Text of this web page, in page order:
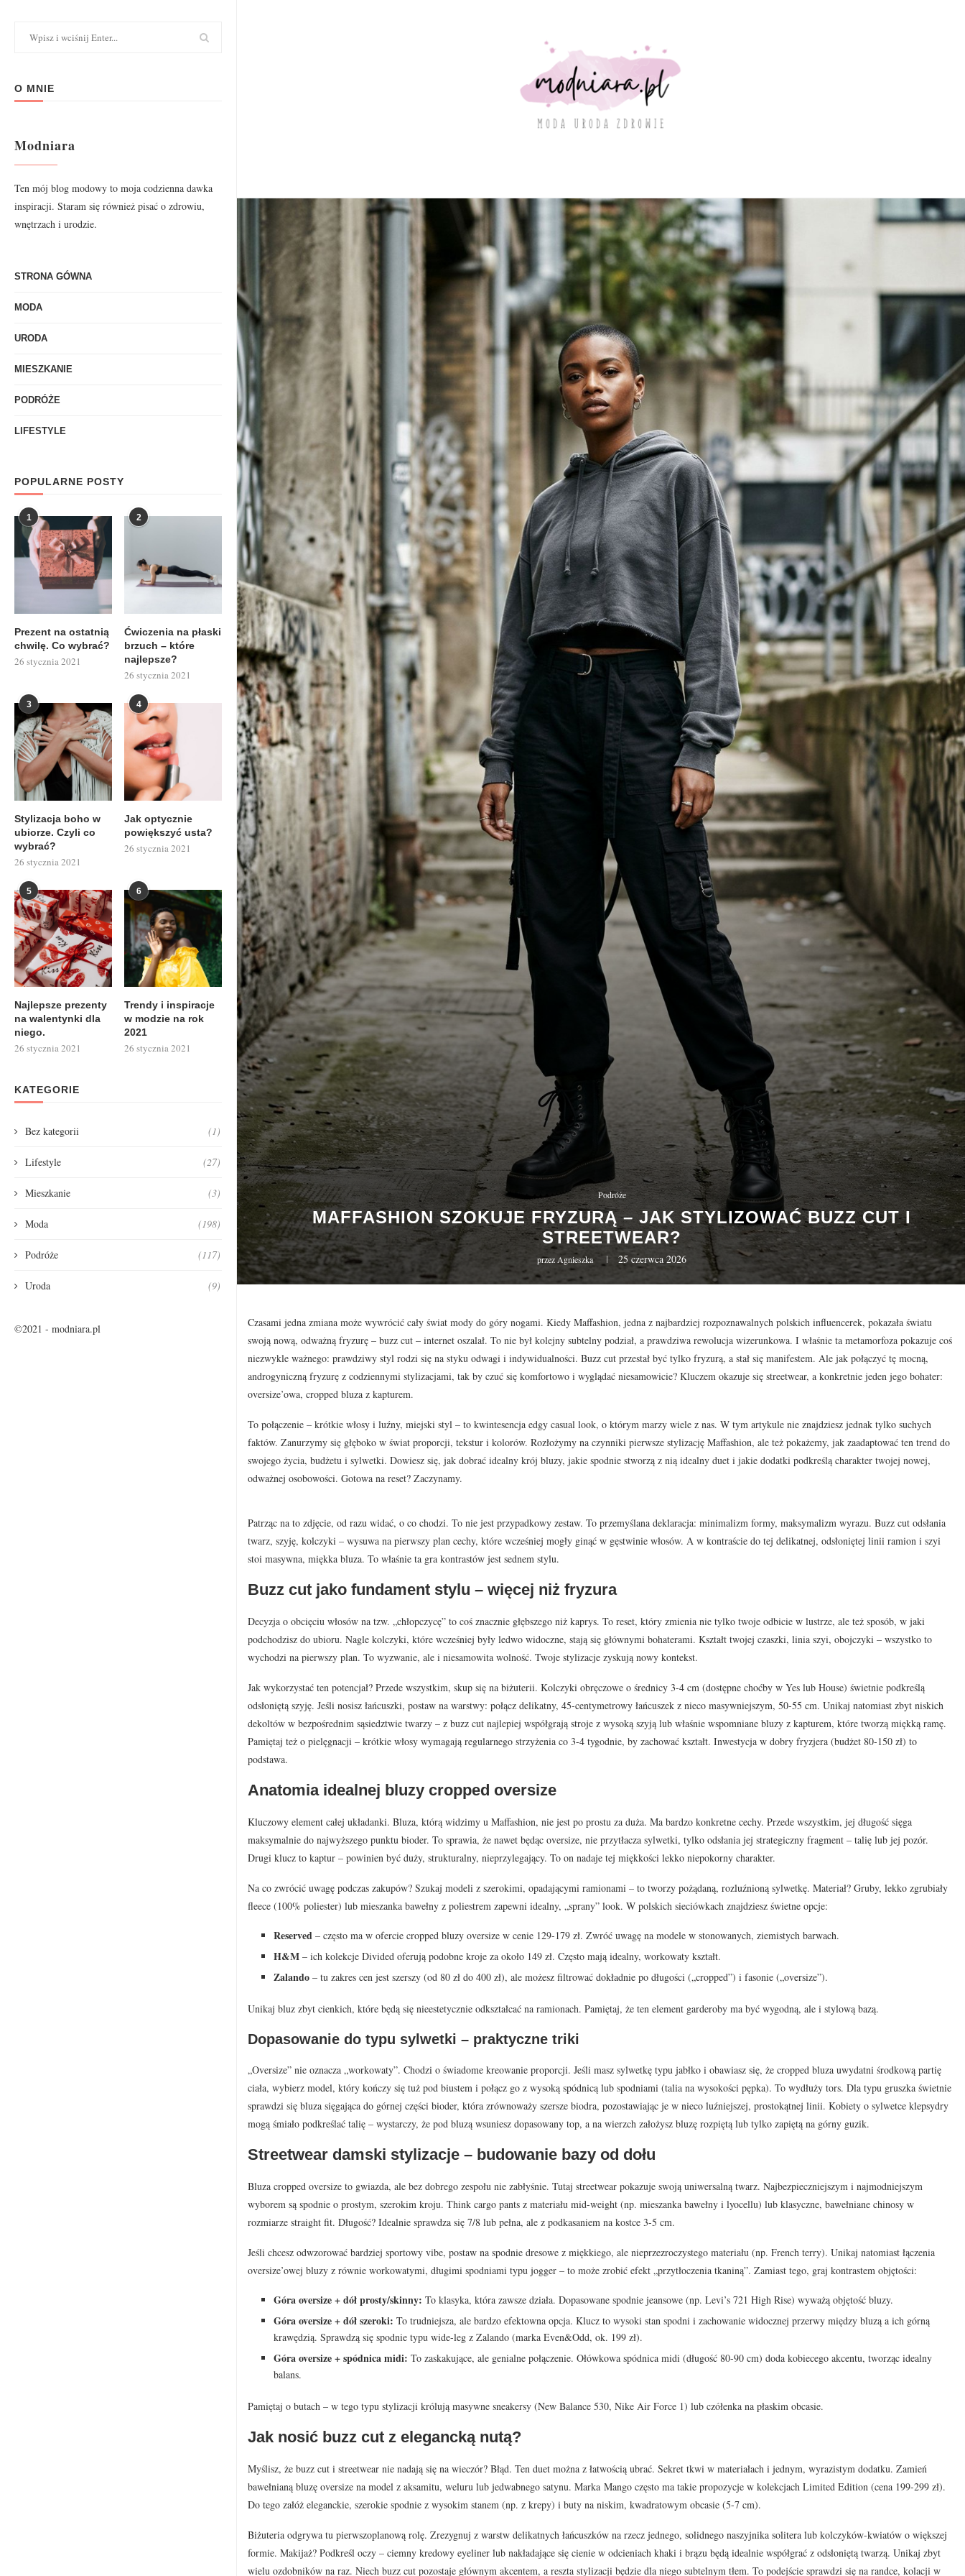
O MNIE
Modniara
Ten mój blog modowy to moja codzienna dawka
inspiracji. Staram się również pisać o zdrowiu,
wnętrzach i urodzie.
STRONA GÓWNA
MODA
URODA
MIESZKANIE
PODRÓŻE
LIFESTYLE
POPULARNE POSTY
1
Prezent na ostatnią
chwilę. Co wybrać?
26 stycznia 2021
2
Ćwiczenia na płaski
brzuch – które
najlepsze?
26 stycznia 2021
3
Stylizacja boho w
ubiorze. Czyli co
wybrać?
26 stycznia 2021
4
Jak optycznie
powiększyć usta?
26 stycznia 2021
5
Najlepsze prezenty
na walentynki dla
niego.
26 stycznia 2021
6
Trendy i inspiracje
w modzie na rok
2021
26 stycznia 2021
KATEGORIE
Bez kategorii (1)
Lifestyle (27)
Mieszkanie (3)
Moda (198)
Podróże (117)
Uroda (9)
©2021 - modniara.pl
Podróże
MAFFASHION SZOKUJE FRYZURĄ – JAK STYLIZOWAĆ BUZZ CUT I
STREETWEAR?
przez Agnieszka 25 czerwca 2026
Czasami jedna zmiana może wywrócić cały świat mody do góry nogami. Kiedy Maffashion, jedna z najbardziej rozpoznawalnych polskich influencerek, pokazała światu
swoją nową, odważną fryzurę – buzz cut – internet oszalał. To nie był kolejny subtelny podział, a prawdziwa rewolucja wizerunkowa. I właśnie ta metamorfoza pokazuje coś
niezwykle ważnego: prawdziwy styl rodzi się na styku odwagi i indywidualności. Buzz cut przestał być tylko fryzurą, a stał się manifestem. Ale jak połączyć tę mocną,
androgyniczną fryzurę z codziennymi stylizacjami, tak by czuć się komfortowo i wyglądać niesamowicie? Kluczem okazuje się streetwear, a konkretnie jeden jego bohater:
oversize’owa, cropped bluza z kapturem.
To połączenie – krótkie włosy i luźny, miejski styl – to kwintesencja edgy casual look, o którym marzy wiele z nas. W tym artykule nie znajdziesz jednak tylko suchych
faktów. Zanurzymy się głęboko w świat proporcji, tekstur i kolorów. Rozłożymy na czynniki pierwsze stylizację Maffashion, ale też pokażemy, jak zaadaptować ten trend do
swojego życia, budżetu i sylwetki. Dowiesz się, jak dobrać idealny krój bluzy, jakie spodnie stworzą z nią idealny duet i jakie dodatki podkreślą charakter twojej nowej,
odważnej osobowości. Gotowa na reset? Zaczynamy.
Patrząc na to zdjęcie, od razu widać, o co chodzi. To nie jest przypadkowy zestaw. To przemyślana deklaracja: minimalizm formy, maksymalizm wyrazu. Buzz cut odsłania
twarz, szyję, kolczyki – wysuwa na pierwszy plan cechy, które wcześniej mogły ginąć w gęstwinie włosów. A w kontraście do tej delikatnej, odsłoniętej linii ramion i szyi
stoi masywna, miękka bluza. To właśnie ta gra kontrastów jest sednem stylu.
Buzz cut jako fundament stylu – więcej niż fryzura
Decyzja o obcięciu włosów na tzw. „chłopczycę” to coś znacznie głębszego niż kaprys. To reset, który zmienia nie tylko twoje odbicie w lustrze, ale też sposób, w jaki
podchodzisz do ubioru. Nagle kolczyki, które wcześniej były ledwo widoczne, stają się głównymi bohaterami. Kształt twojej czaszki, linia szyi, obojczyki – wszystko to
wychodzi na pierwszy plan. To wyzwanie, ale i niesamowita wolność. Twoje stylizacje zyskują nowy kontekst.
Jak wykorzystać ten potencjał? Przede wszystkim, skup się na biżuterii. Kolczyki obręczowe o średnicy 3-4 cm (dostępne choćby w Yes lub House) świetnie podkreślą
odsłoniętą szyję. Jeśli nosisz łańcuszki, postaw na warstwy: połącz delikatny, 45-centymetrowy łańcuszek z nieco masywniejszym, 50-55 cm. Unikaj natomiast zbyt niskich
dekoltów w bezpośrednim sąsiedztwie twarzy – z buzz cut najlepiej współgrają stroje z wysoką szyją lub właśnie wspomniane bluzy z kapturem, które tworzą miękką ramę.
Pamiętaj też o pielęgnacji – krótkie włosy wymagają regularnego strzyżenia co 3-4 tygodnie, by zachować kształt. Inwestycja w dobry fryzjera (budżet 80-150 zł) to
podstawa.
Anatomia idealnej bluzy cropped oversize
Kluczowy element całej układanki. Bluza, którą widzimy u Maffashion, nie jest po prostu za duża. Ma bardzo konkretne cechy. Przede wszystkim, jej długość sięga
maksymalnie do najwyższego punktu bioder. To sprawia, że nawet będąc oversize, nie przytłacza sylwetki, tylko odsłania jej strategiczny fragment – talię lub jej pozór.
Drugi klucz to kaptur – powinien być duży, strukturalny, nieprzylegający. To on nadaje tej miękkości lekko niepokorny charakter.
Na co zwrócić uwagę podczas zakupów? Szukaj modeli z szerokimi, opadającymi ramionami – to tworzy pożądaną, rozluźnioną sylwetkę. Materiał? Gruby, lekko zgrubiały
fleece (100% poliester) lub mieszanka bawełny z poliestrem zapewni idealny, „sprany” look. W polskich sieciówkach znajdziesz świetne opcje:
Reserved – często ma w ofercie cropped bluzy oversize w cenie 129-179 zł. Zwróć uwagę na modele w stonowanych, ziemistych barwach.
H&M – ich kolekcje Divided oferują podobne kroje za około 149 zł. Często mają idealny, workowaty kształt.
Zalando – tu zakres cen jest szerszy (od 80 zł do 400 zł), ale możesz filtrować dokładnie po długości („cropped”) i fasonie („oversize”).
Unikaj bluz zbyt cienkich, które będą się nieestetycznie odkształcać na ramionach. Pamiętaj, że ten element garderoby ma być wygodną, ale i stylową bazą.
Dopasowanie do typu sylwetki – praktyczne triki
„Oversize” nie oznacza „workowaty”. Chodzi o świadome kreowanie proporcji. Jeśli masz sylwetkę typu jabłko i obawiasz się, że cropped bluza uwydatni środkową partię
ciała, wybierz model, który kończy się tuż pod biustem i połącz go z wysoką spódnicą lub spodniami (talia na wysokości pępka). To wydłuży tors. Dla typu gruszka świetnie
sprawdzi się bluza sięgająca do górnej części bioder, która zrównoważy szersze biodra, pozostawiając je w nieco luźniejszej, prostokątnej linii. Kobiety o sylwetce klepsydry
mogą śmiało podkreślać talię – wystarczy, że pod bluzą wsuniesz dopasowany top, a na wierzch założysz bluzę rozpiętą lub tylko zapiętą na górny guzik.
Streetwear damski stylizacje – budowanie bazy od dołu
Bluza cropped oversize to gwiazda, ale bez dobrego zespołu nie zabłyśnie. Tutaj streetwear pokazuje swoją uniwersalną twarz. Najbezpieczniejszym i najmodniejszym
wyborem są spodnie o prostym, szerokim kroju. Think cargo pants z materiału mid-weight (np. mieszanka bawełny i lyocellu) lub klasyczne, bawełniane chinosy w
rozmiarze straight fit. Długość? Idealnie sprawdza się 7/8 lub pełna, ale z podkasaniem na kostce 3-5 cm.
Jeśli chcesz odwzorować bardziej sportowy vibe, postaw na spodnie dresowe z miękkiego, ale nieprzezroczystego materiału (np. French terry). Unikaj natomiast łączenia
oversize’owej bluzy z równie workowatymi, długimi spodniami typu jogger – to może zrobić efekt „przytłoczenia tkaniną”. Zamiast tego, graj kontrastem objętości:
Góra oversize + dół prosty/skinny: To klasyka, która zawsze działa. Dopasowane spodnie jeansowe (np. Levi’s 721 High Rise) wyważą objętość bluzy.
Góra oversize + dół szeroki: To trudniejsza, ale bardzo efektowna opcja. Klucz to wysoki stan spodni i zachowanie widocznej przerwy między bluzą a ich górną
krawędzią. Sprawdzą się spodnie typu wide-leg z Zalando (marka Even&Odd, ok. 199 zł).
Góra oversize + spódnica midi: To zaskakujące, ale genialne połączenie. Ołówkowa spódnica midi (długość 80-90 cm) doda kobiecego akcentu, tworząc idealny
balans.
Pamiętaj o butach – w tego typu stylizacji królują masywne sneakersy (New Balance 530, Nike Air Force 1) lub czółenka na płaskim obcasie.
Jak nosić buzz cut z elegancką nutą?
Myślisz, że buzz cut i streetwear nie nadają się na wieczór? Błąd. Ten duet można z łatwością ubrać. Sekret tkwi w materiałach i jednym, wyrazistym dodatku. Zamień
bawełnianą bluzę oversize na model z aksamitu, weluru lub jedwabnego satynu. Marka Mango często ma takie propozycje w kolekcjach Limited Edition (cena 199-299 zł).
Do tego załóż eleganckie, szerokie spodnie z wysokim stanem (np. z krepy) i buty na niskim, kwadratowym obcasie (5-7 cm).
Biżuteria odgrywa tu pierwszoplanową rolę. Zrezygnuj z warstw delikatnych łańcuszków na rzecz jednego, solidnego naszyjnika solitera lub kolczyków-kwiatów o większej
formie. Makijaż? Podkreśl oczy – ciemny kredowy eyeliner lub nakładające się cienie w odcieniach khaki i brązu będą idealnie współgrać z odsłoniętą twarzą. Unikaj zbyt
wielu ozdobników na raz. Niech buzz cut pozostaje głównym akcentem, a reszta stylizacji będzie dla niego subtelnym tłem. To podejście sprawdzi się na randce, kolacji w